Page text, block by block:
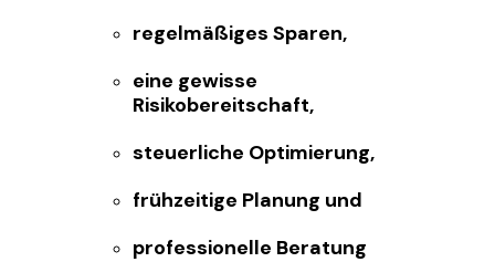
regelmäßiges Sparen,
eine gewisse
Risikobereitschaft,
steuerliche Optimierung,
frühzeitige Planung und
professionelle Beratung